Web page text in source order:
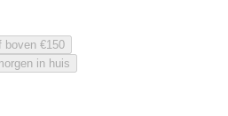
boven €150
in huis